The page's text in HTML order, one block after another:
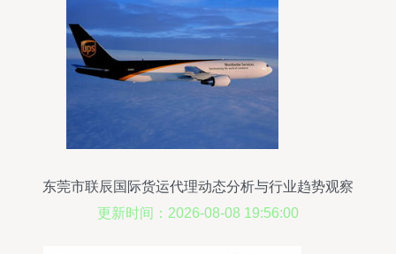
东莞市联辰国际货运代理动态分析与行业趋势观察
更新时间：2026-08-08 19:56:00